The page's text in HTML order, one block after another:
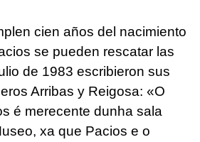
cien años del nacimiento
se pueden rescatar las
de 1983 escribieron sus
Arribas y Reigosa: «O
é merecente dunha sala
xa que Pacios e o